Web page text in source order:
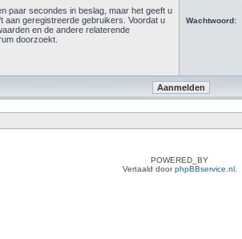
paar secondes in beslag, maar het geeft u
aan geregistreerde gebruikers. Voordat u
en de andere relaterende
doorzoekt.
Wachtwoord:
POWERED_BY
Vertaald doorphpBBservice.nl.